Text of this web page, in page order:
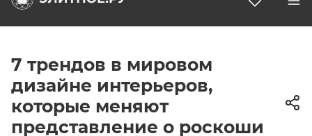
7 трендов в мировом
дизайне интерьеров,
которые меняют
представление о роскоши